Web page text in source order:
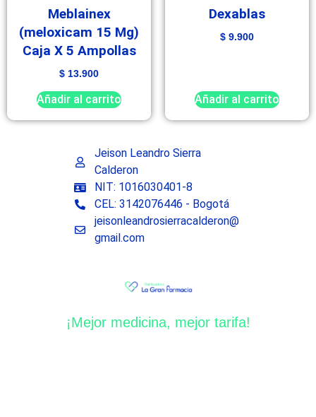
Meblainex
(meloxicam 15 Mg)
Caja X 5 Ampollas
$ 13.900
Añadir al carrito
Dexablas
$ 9.900
Añadir al carrito
Jeison Leandro Sierra
Calderon
NIT: 1016030401-8
CEL: 3142076446 - Bogotá
jeisonleandrosierracalderon@
gmail.com
¡Mejor medicina, mejor tarifa!